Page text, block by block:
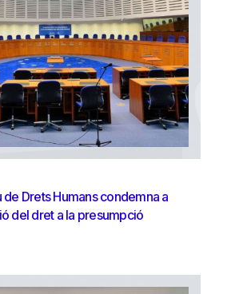
de Drets Humans condemna a
del dret a la presumpció